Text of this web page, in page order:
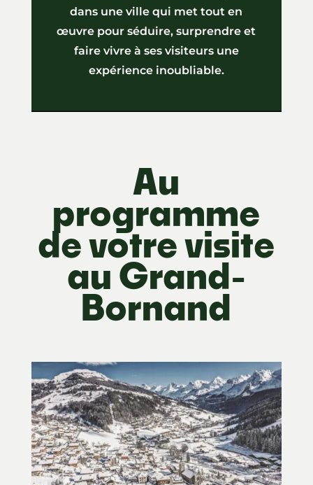
dans une ville qui met tout en
œuvre pour séduire, surprendre et
faire vivre à ses visiteurs une
expérience inoubliable.
Au
programme
de votre visite
au Grand-
Bornand